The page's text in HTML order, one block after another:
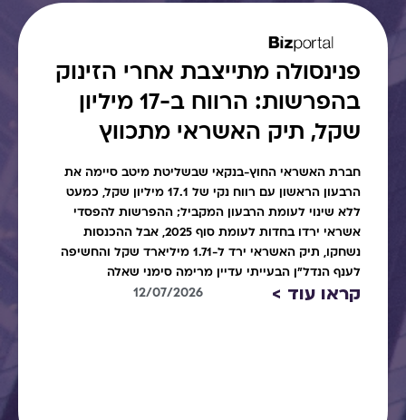
פנינסולה מתייצבת אחרי הזינוק
בהפרשות: הרווח ב-17 מיליון
שקל, תיק האשראי מתכווץ
חברת האשראי החוץ-בנקאי שבשליטת מיטב סיימה את
הרבעון הראשון עם רווח נקי של 17.1 מיליון שקל, כמעט
ללא שינוי לעומת הרבעון המקביל; ההפרשות להפסדי
אשראי ירדו בחדות לעומת סוף 2025, אבל ההכנסות
נשחקו, תיק האשראי ירד ל-1.71 מיליארד שקל והחשיפה
לענף הנדל"ן הבעייתי עדיין מרימה סימני שאלה
קראו עוד > 12/07/2026